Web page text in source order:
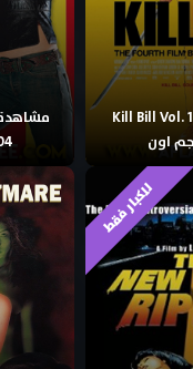
مشاهدة فيلم Kill Bill Vol. 1
للكبار فقط